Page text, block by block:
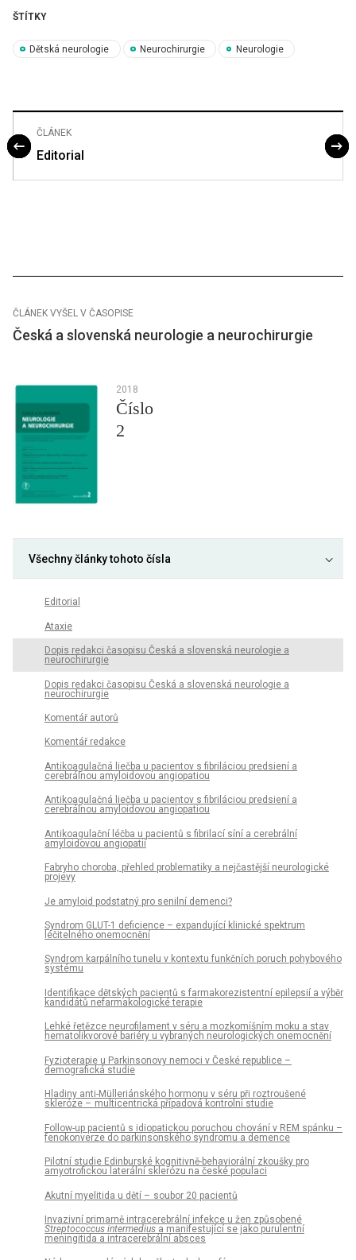
ŠTÍTKY
Dětská neurologie Neurochirurgie Neurologie
ČLÁNEK
Editorial
ČLÁNEK VYŠEL V ČASOPISE
Česká a slovenská neurologie a neurochirurgie
2018
Číslo
2
Všechny články tohoto čísla
Editorial
Ataxie
Dopis redakci časopisu Česká a slovenská neurologie a
neurochirurgie
Dopis redakci časopisu Česká a slovenská neurologie a
neurochirurgie
Komentář autorů
Komentář redakce
Antikoagulačná liečba u pacientov s fibriláciou predsiení a
cerebrálnou amyloidovou angiopatiou
Antikoagulačná liečba u pacientov s fibriláciou predsiení a
cerebrálnou amyloidovou angiopatiou
Antikoagulační léčba u pacientů s fibrilací síní a cerebrální
amyloidovou angiopatií
Fabryho choroba, přehled problematiky a nejčastější neurologické
projevy
Je amyloid podstatný pro senilní demenci?
Syndrom GLUT-1 deficience – expandující klinické spektrum
léčitelného onemocnění
Syndrom karpálního tunelu v kontextu funkčních poruch pohybového
systému
Identifikace dětských pa­cientů s farmakorezistentní epilepsií a výběr
kandidátů nefarmakologické terapie
Lehké řetězce neurofilament v séru a mozkomíšním moku a stav
hematolikvorové bariéry u vybraných neurologických onemocnění
Fyzioterapie u Parkinsonovy nemoci v České republice –
demografická studie
Hladiny anti-Mül­leriánského hormonu v séru při roztroušené
skleróze – multicentrická případová kontrolní studie
Fol­low-up pa­cientů s idiopatickou poruchou chování v REM spánku –
fenokonverze do parkinsonského syndromu a demence
Pilotní studie Edinburské kognitivně-behaviorální zkoušky pro
amyotrofickou laterální sklerózu na české populaci
Akutní myelitida u dětí – soubor 20 pa­cientů
Invazivní primarně intracerebrální infekce u žen způsobené
Streptococcus intermedius a manifestující se jako purulentní
meningitida a intracerebrální absces